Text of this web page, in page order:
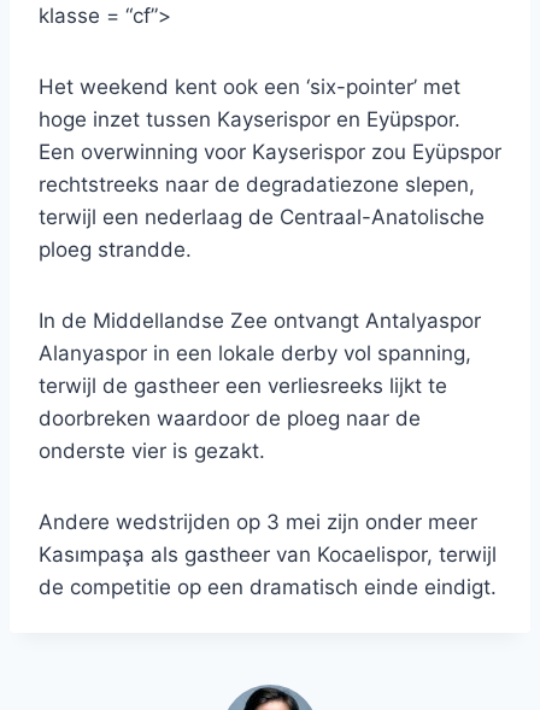
klasse = “cf”>
Het weekend kent ook een ‘six-pointer’ met
hoge inzet tussen Kayserispor en Eyüpspor.
Een overwinning voor Kayserispor zou Eyüpspor
rechtstreeks naar de degradatiezone slepen,
terwijl een nederlaag de Centraal-Anatolische
ploeg strandde.
In de Middellandse Zee ontvangt Antalyaspor
Alanyaspor in een lokale derby vol spanning,
terwijl de gastheer een verliesreeks lijkt te
doorbreken waardoor de ploeg naar de
onderste vier is gezakt.
Andere wedstrijden op 3 mei zijn onder meer
Kasımpaşa als gastheer van Kocaelispor, terwijl
de competitie op een dramatisch einde eindigt.